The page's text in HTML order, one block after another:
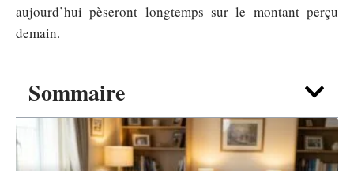
Sommaire
aujourd’hui pèseront longtemps sur le montant perçu
demain.